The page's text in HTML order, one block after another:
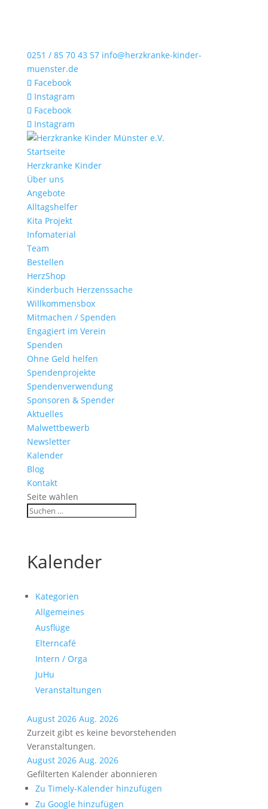
0251 / 85 70 43 57 info@herzkranke-kinder-
muenster.de
Facebook
Instagram
Facebook
Instagram
Startseite
Herzkranke Kinder
Über uns
Angebote
Alltagshelfer
Kita Projekt
Infomaterial
Team
Bestellen
HerzShop
Kinderbuch Herzenssache
Willkommensbox
Mitmachen / Spenden
Engagiert im Verein
Spenden
Ohne Geld helfen
Spendenprojekte
Spendenverwendung
Sponsoren & Spender
Aktuelles
Malwettbewerb
Newsletter
Kalender
Blog
Kontakt
Seite wählen
Kalender
Kategorien
Allgemeines
Ausflüge
Elterncafé
Intern / Orga
JuHu
Veranstaltungen
August 2026 Aug. 2026
Zurzeit gibt es keine bevorstehenden
Veranstaltungen.
August 2026 Aug. 2026
Gefilterten Kalender abonnieren
Zu Timely-Kalender hinzufügen
Zu Google hinzufügen